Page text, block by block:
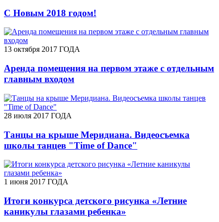
С Новым 2018 годом!
13 октября 2017 ГОДА
Аренда помещения на первом этаже с отдельным
главным входом
28 июля 2017 ГОДА
Танцы на крыше Меридиана. Видеосъемка
школы танцев "Time of Dance"
1 июня 2017 ГОДА
Итоги конкурса детского рисунка «Летние
каникулы глазами ребенка»